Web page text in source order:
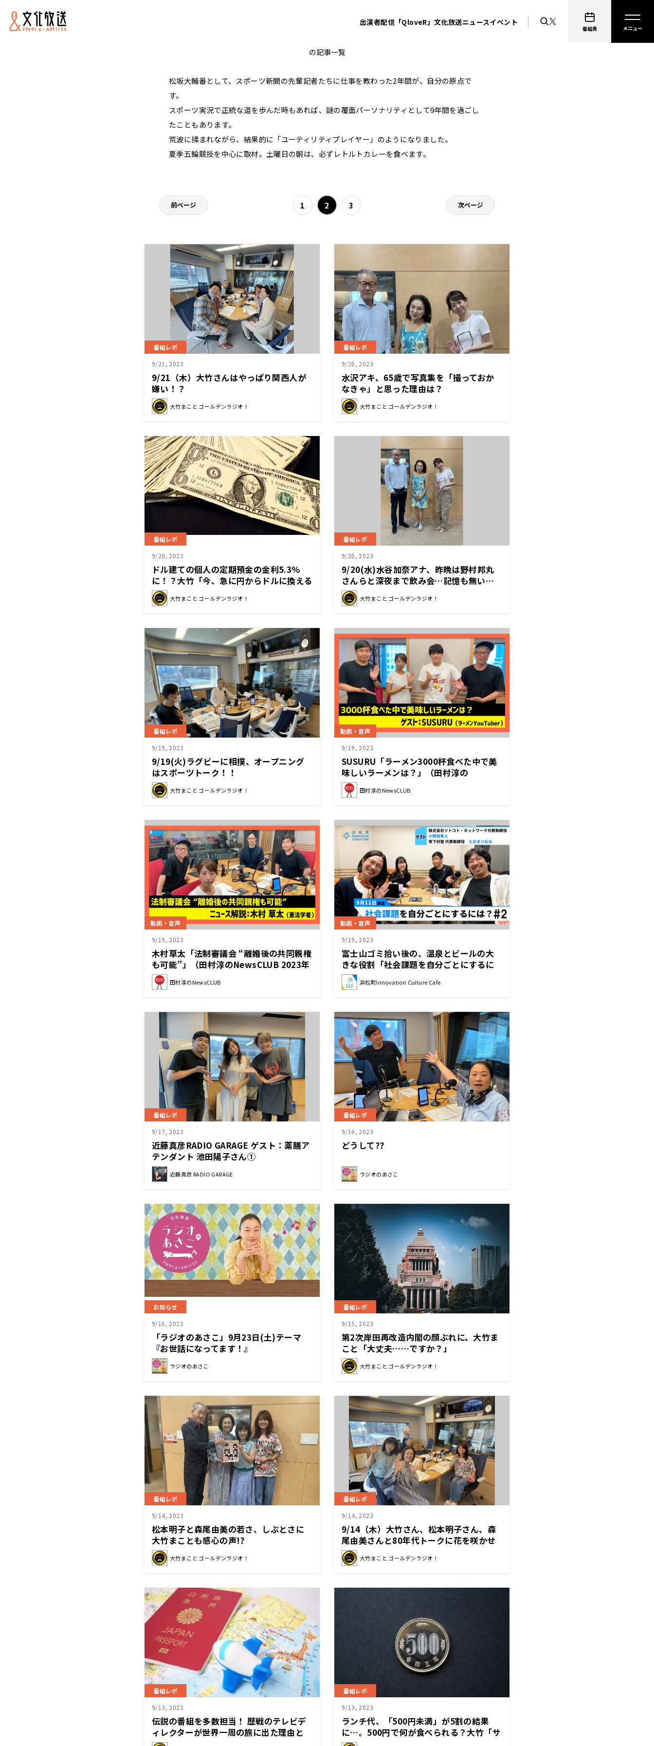
出演者配信「QloveR」文化放送ニュースイベント
番組表
砂山圭大郎
の記事一覧
松坂大輔番として、スポーツ新聞の先輩記者たちに仕事を教わった2年間が、自分の原点で
す。
スポーツ実況で正統な道を歩んだ時もあれば、謎の覆面パーソナリティとして9年間を過ごし
たこともあります。
荒波に揉まれながら、結果的に「ユーティリティプレイヤー」のようになりました。
夏季五輪競技を中心に取材。土曜日の朝は、必ずレトルトカレーを食べます。
前ページ 1 2 3 次ページ
番組レポ
9/21, 2023
9/21（木）大竹さんはやっぱり関西人が
嫌い！？
大竹まこと ゴールデンラジオ！
番組レポ
9/20, 2023
水沢アキ、65歳で写真集を「撮っておか
なきゃ」と思った理由は？
大竹まこと ゴールデンラジオ！
番組レポ
9/20, 2023
ドル建ての個人の定期預金の金利5.3％
に！？大竹「今、急に円からドルに換える
と円高になって大損する可能性もある」
大竹まこと ゴールデンラジオ！
番組レポ
9/20, 2023
9/20(水)水谷加奈アナ、昨晩は野村邦丸
さんらと深夜まで飲み会…記憶も無い…
ベルトも無い…まさか！？
大竹まこと ゴールデンラジオ！
番組レポ
9/19, 2023
9/19(火)ラグビーに相撲、オープニング
はスポーツトーク！！
大竹まこと ゴールデンラジオ！
動画・音声
9/19, 2023
SUSURU「ラーメン3000杯食べた中で美
味しいラーメンは？」（田村淳の
NewsCLUB 2023年9月16日後半）
田村淳のNewsCLUB
動画・音声
9/19, 2023
木村草太「法制審議会 “離婚後の共同親権
も可能”」（田村淳のNewsCLUB 2023年
9月16日前半）
田村淳のNewsCLUB
動画・音声
9/19, 2023
富士山ゴミ拾い後の、温泉とビールの大
きな役割「社会課題を自分ごとにするに
は？」＃2（9月11日「浜カフェ」）小野
田隼人 たかまつなな
浜松町Innovation Culture Cafe
番組レポ
9/17, 2023
近藤真彦RADIO GARAGE ゲスト：薬膳ア
テンダント 池田陽子さん①
近藤真彦 RADIO GARAGE
番組レポ
9/16, 2023
どうして??
ラジオのあさこ
お知らせ
9/16, 2023
「ラジオのあさこ」9月23日(土)テーマ
『お世話になってます！』
ラジオのあさこ
番組レポ
9/15, 2023
第2次岸田再改造内閣の顔ぶれに、大竹ま
こと「大丈夫……ですか？」
大竹まこと ゴールデンラジオ！
番組レポ
9/14, 2023
松本明子と森尾由美の若さ、しぶとさに
大竹まことも感心の声!?
大竹まこと ゴールデンラジオ！
番組レポ
9/14, 2023
9/14（木）大竹さん、松本明子さん、森
尾由美さんと80年代トークに花を咲かせ
る⁉
大竹まこと ゴールデンラジオ！
番組レポ
9/13, 2023
伝説の番組を多数担当！ 歴戦のテレビデ
ィレクターが世界一周の旅に出た理由と
は!?
番組レポ
9/13, 2023
ランチ代、「500円未満」が5割の結果
に…。500円で何が食べられる？大竹「サ
ンドイッチとカレーパンも買えねぇ」